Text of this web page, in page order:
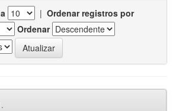
| Ordenar registros por
Ordenar